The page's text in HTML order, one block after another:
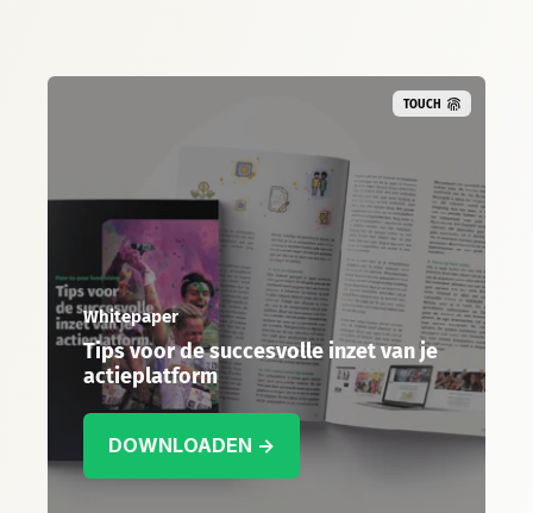
TOUCH
Whitepaper
Tips voor de succesvolle inzet van je
actieplatform
DOWNLOADEN →